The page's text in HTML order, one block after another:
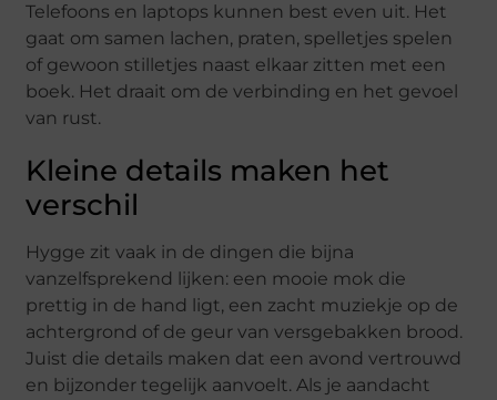
Telefoons en laptops kunnen best even uit. Het
gaat om samen lachen, praten, spelletjes spelen
of gewoon stilletjes naast elkaar zitten met een
boek. Het draait om de verbinding en het gevoel
van rust.
Kleine details maken het
verschil
Hygge zit vaak in de dingen die bijna
vanzelfsprekend lijken: een mooie mok die
prettig in de hand ligt, een zacht muziekje op de
achtergrond of de geur van versgebakken brood.
Juist die details maken dat een avond vertrouwd
en bijzonder tegelijk aanvoelt. Als je aandacht